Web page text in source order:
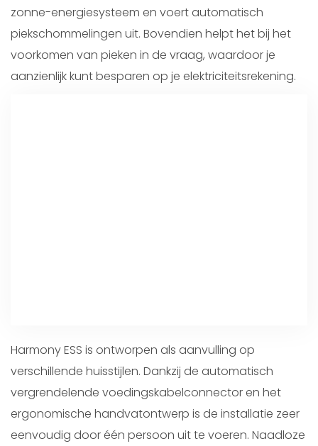
zonne-energiesysteem en voert automatisch
piekschommelingen uit. Bovendien helpt het bij het
voorkomen van pieken in de vraag, waardoor je
aanzienlijk kunt besparen op je elektriciteitsrekening.
Harmony ESS is ontworpen als aanvulling op
verschillende huisstijlen. Dankzij de automatisch
vergrendelende voedingskabelconnector en het
ergonomische handvatontwerp is de installatie zeer
eenvoudig door één persoon uit te voeren. Naadloze